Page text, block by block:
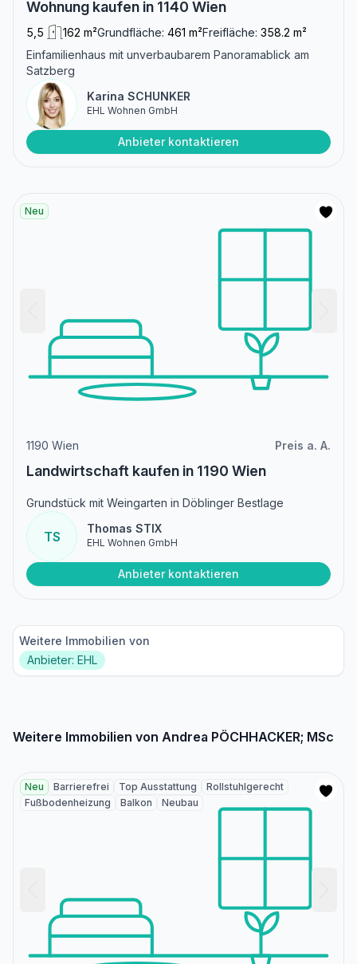
Wohnung kaufen in 1140 Wien
5,5 162 m²Grundfläche: 461 m²Freifläche: 358.2 m²
Einfamilienhaus mit unverbaubarem Panoramablick am
Satzberg
Karina SCHUNKER
EHL Wohnen GmbH
Anbieter kontaktieren
Neu
1190 Wien Preis a. A.
Landwirtschaft kaufen in 1190 Wien
Grundstück mit Weingarten in Döblinger Bestlage
TS
Thomas STIX
EHL Wohnen GmbH
Anbieter kontaktieren
Weitere Immobilien von
Anbieter: EHL
Weitere Immobilien von Andrea PÖCHHACKER; MSc
Neu Barrierefrei Top Ausstattung
Rollstuhlgerecht
Fußbodenheizung
Balkon Neubau